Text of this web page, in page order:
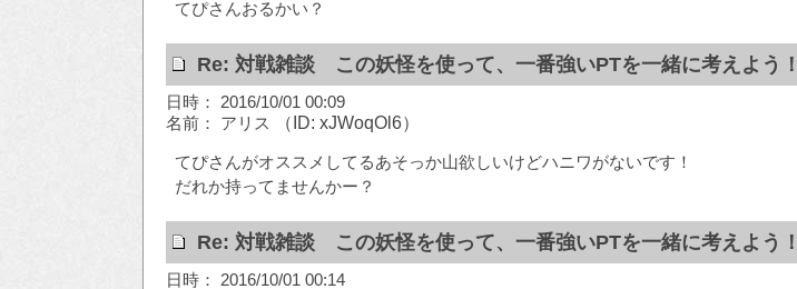
てぴさんおるかい？
Re: 対戦雑談 この妖怪を使って、一番強いPTを一緒に考えよう！
日時： 2016/10/01 00:09
名前： アリス
（ID: xJWoqOl6）
てぴさんがオススメしてるあそっか山欲しいけどハニワがないです！
だれか持ってませんかー？
Re: 対戦雑談 この妖怪を使って、一番強いPTを一緒に考えよう！
日時： 2016/10/01 00:14